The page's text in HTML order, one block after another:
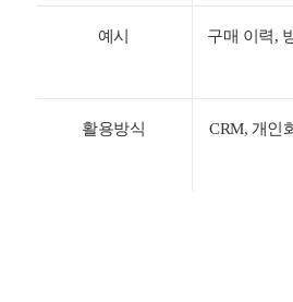
예시
구매 이력,
활용방식
CRM, 개인